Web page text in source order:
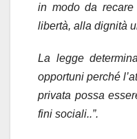
in modo da
libertà, alla dignità
La legge
opportuni perché
privata possa
fini sociali..”.